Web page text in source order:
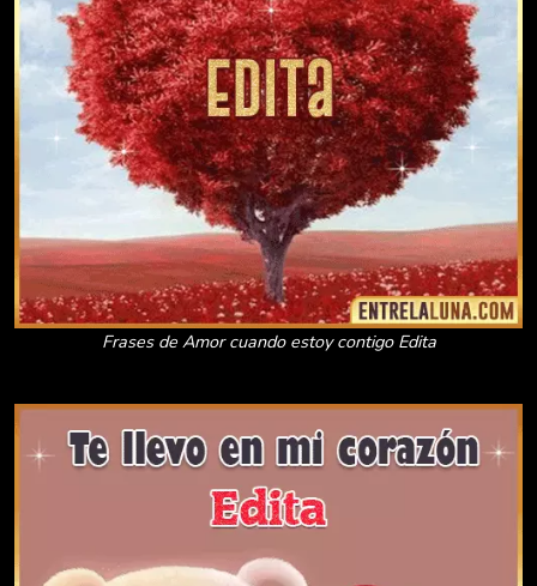
Frases de Amor cuando estoy contigo Edita